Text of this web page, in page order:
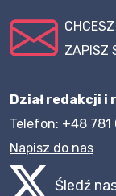
ZAPISZ
Dział redakcji i
Telefon: +48
Napisz do nas
Śledź